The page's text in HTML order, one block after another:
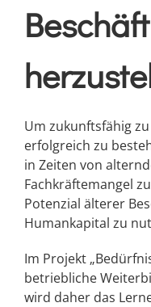
Um zukunftsfähig
erfolgreich zu
in Zeiten von
Fachkräftemangel
Potenzial älterer
Humankapital zu
Im Projekt
betriebliche
wird daher das